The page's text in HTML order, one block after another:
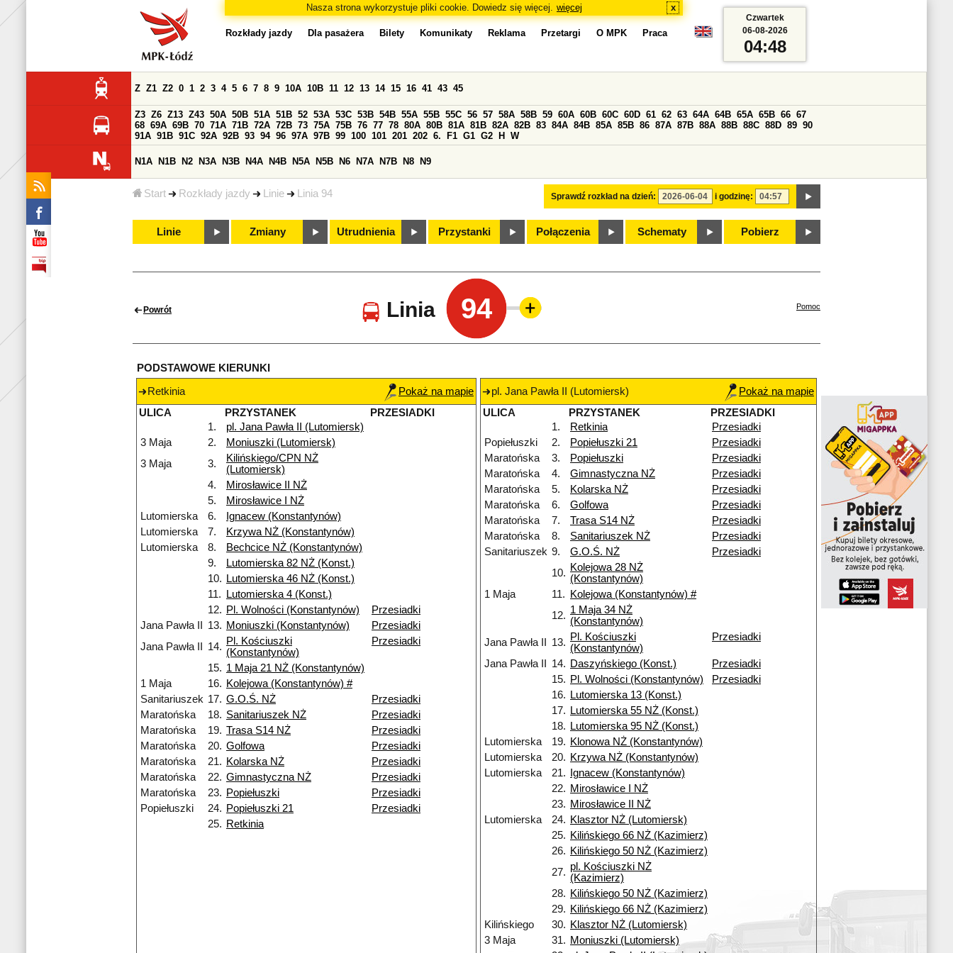
Nasza strona wykorzystuje pliki cookie. Dowiedz się więcej. więcej x
Start Rozkłady jazdy Linie Linia 94
Rozkłady jazdy Dla pasażera Bilety Komunikaty Reklama Przetargi O MPK Praca
Sprawdź rozkład na dzień: i godzinę:
Z Z1 Z2 0 1 2 3 4 5 6 7 8 9 10A 10B 11 12 13 14 15 16 41 43 45
Z3 Z6 Z13 Z43 50A 50B 51A 51B 52 53A 53C 53B 54B 55A 55B 55C 56 57 58A 58B 59 60A 60B 60C 60D 61 62 63 64A 64B 65A 65B 66 67
68 69A 69B 70 71A 71B 72A 72B 73 75A 75B 76 77 78 80A 80B 81A 81B 82A 82B 83 84A 84B 85A 85B 86 87A 87B 88A 88B 88C 88D 89 90
91A 91B 91C 92A 92B 93 94 96 97A 97B 99 100 101 201 202 6. F1 G1 G2 H W
N1A N1B N2 N3A N3B N4A N4B N5A N5B N6 N7A N7B N8 N9
Linie Zmiany Utrudnienia Przystanki Połączenia Schematy Pobierz
Czwartek
06-08-2026
04:48
Powrót Linia 94 Pomoc
PODSTAWOWE KIERUNKI
Retkinia
Pokaż na mapie
ULICA
PRZYSTANEK
PRZESIADKI
1.
pl. Jana Pawła II (Lutomiersk)
3 Maja
2.
Moniuszki (Lutomiersk)
3 Maja
3.
Kilińskiego/CPN NŻ
(Lutomiersk)
4.
Mirosławice II NŻ
5.
Mirosławice I NŻ
Lutomierska
6.
Ignacew (Konstantynów)
Lutomierska
7.
Krzywa NŻ (Konstantynów)
Lutomierska
8.
Bechcice NŻ (Konstantynów)
9.
Lutomierska 82 NŻ (Konst.)
10.
Lutomierska 46 NŻ (Konst.)
11.
Lutomierska 4 (Konst.)
12. Pl. Wolności (Konstantynów)
Przesiadki
Jana Pawła II
13. Moniuszki (Konstantynów)
Przesiadki
Jana Pawła II
14. Pl. Kościuszki
(Konstantynów)
Przesiadki
15. 1 Maja 21 NŻ (Konstantynów)
1 Maja
16. Kolejowa (Konstantynów) #
Sanitariuszek 17. G.O.Ś. NŻ
Przesiadki
Maratońska
18. Sanitariuszek NŻ
Przesiadki
Maratońska
19. Trasa S14 NŻ
Przesiadki
Maratońska
20. Golfowa
Przesiadki
Maratońska
21. Kolarska NŻ
Przesiadki
Maratońska
22. Gimnastyczna NŻ
Przesiadki
Maratońska
23. Popiełuszki
Przesiadki
Popiełuszki
24. Popiełuszki 21
Przesiadki
25. Retkinia
pl. Jana Pawła II (Lutomiersk)
Pokaż na mapie
ULICA
PRZYSTANEK
PRZESIADKI
1.
Retkinia
Przesiadki
Popiełuszki
2. Popiełuszki 21
Przesiadki
Maratońska
3. Popiełuszki
Przesiadki
Maratońska
4. Gimnastyczna NŻ
Przesiadki
Maratońska
5. Kolarska NŻ
Przesiadki
Maratońska
6. Golfowa
Przesiadki
Maratońska
7. Trasa S14 NŻ
Przesiadki
Maratońska
8. Sanitariuszek NŻ
Przesiadki
Sanitariuszek 9. G.O.Ś. NŻ
Przesiadki
10. Kolejowa 28 NŻ
(Konstantynów)
1 Maja
11.
Kolejowa (Konstantynów) #
12. 1 Maja 34 NŻ
(Konstantynów)
Jana Pawła II
13. Pl. Kościuszki
(Konstantynów)
Przesiadki
Jana Pawła II 14. Daszyńskiego (Konst.)
Przesiadki
15. Pl. Wolności (Konstantynów)
Przesiadki
16.
Lutomierska 13 (Konst.)
17.
Lutomierska 55 NŻ (Konst.)
18.
Lutomierska 95 NŻ (Konst.)
Lutomierska
19. Klonowa NŻ (Konstantynów)
Lutomierska
20. Krzywa NŻ (Konstantynów)
Lutomierska
21.
Ignacew (Konstantynów)
22. Mirosławice I NŻ
23. Mirosławice II NŻ
Lutomierska
24. Klasztor NŻ (Lutomiersk)
25. Kilińskiego 66 NŻ (Kazimierz)
26. Kilińskiego 50 NŻ (Kazimierz)
27. pl. Kościuszki NŻ
(Kazimierz)
28. Kilińskiego 50 NŻ (Kazimierz)
29. Kilińskiego 66 NŻ (Kazimierz)
Kilińskiego
30. Klasztor NŻ (Lutomiersk)
3 Maja
31. Moniuszki (Lutomiersk)